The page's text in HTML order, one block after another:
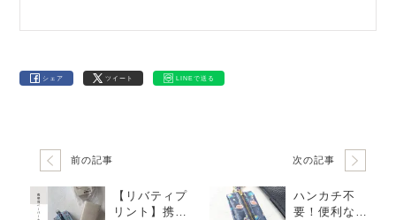
シェア ツイート LINEで送る
前の記事
【リバティプ
リント】携帯
次の記事
ハンカチ不
要！便利なペ